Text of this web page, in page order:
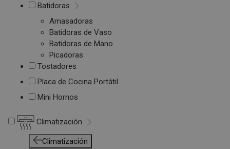
Batidoras
Amasadoras
Batidoras de Vaso
Batidoras de Mano
Picadoras
Tostadores
Placa de Cocina Portátil
Mini Hornos
Climatización
Climatización